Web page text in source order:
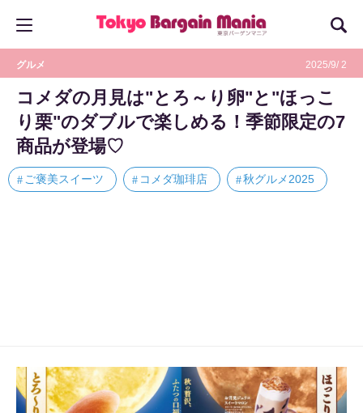
グルメ 2025/9/ 2
コメダの月見は"とろ～り卵"と"ほっこ
り栗"のダブルで楽しめる！季節限定の7
商品が登場♡
ご褒美スイーツ コメダ珈琲店 秋グルメ2025